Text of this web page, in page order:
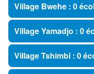
Village Bwehe : 0
Village Yamadjo : 0
Village Tshimbi : 0